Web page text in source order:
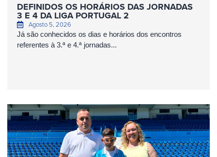
DEFINIDOS OS HORÁRIOS DAS JORNADAS
3 E 4 DA LIGA PORTUGAL 2
Agosto 5, 2026
Já são conhecidos os dias e horários dos encontros
referentes à 3.ª e 4.ª jornadas...